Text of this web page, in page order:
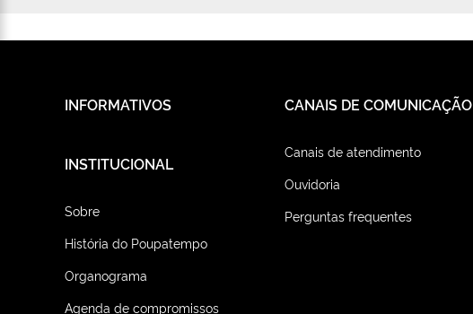
INFORMATIVOS CANAIS DE COMUNICAÇÃO
Canais de atendimento
Ouvidoria
Perguntas frequentes
INSTITUCIONAL
Sobre
História do Poupatempo
Organograma
Agenda de compromissos